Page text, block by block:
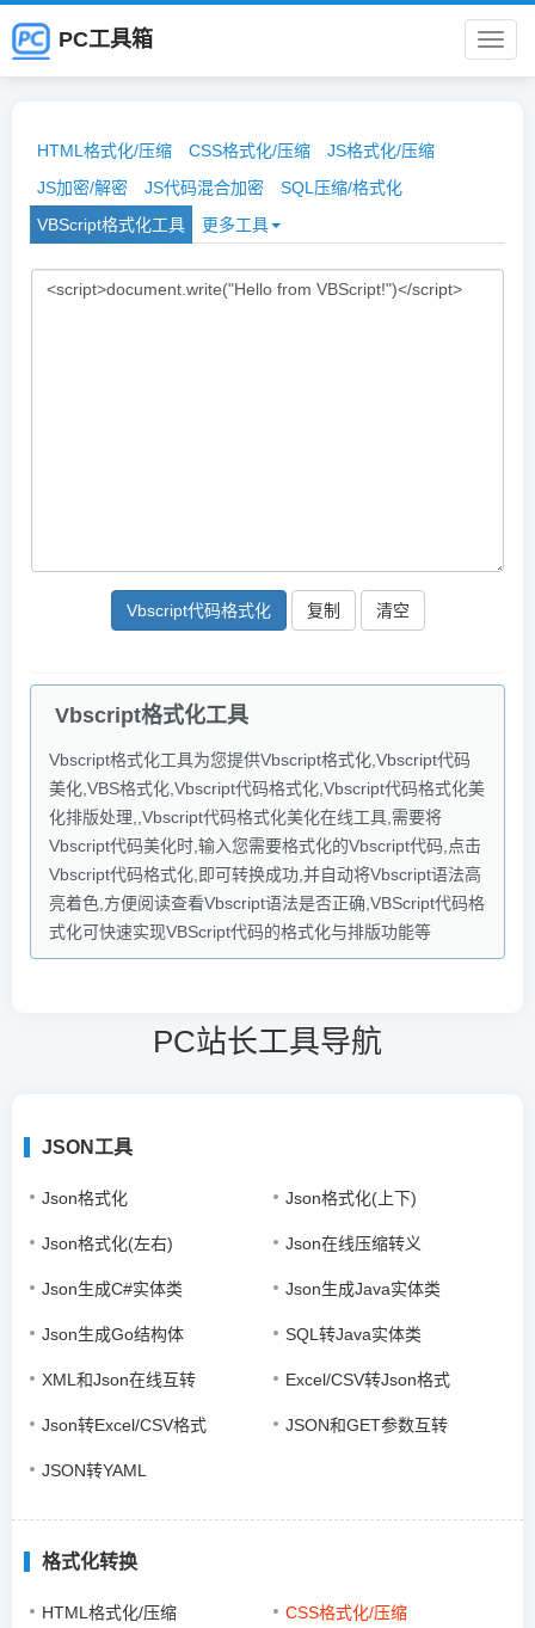
PC
箱
PC工具箱
HTML格式化/压缩 CSS格式化/压缩
JS格式化/压缩
JS加密/解密
JS代码混合加密
SQL压缩/格式化
VBScript格式化工具
更多工具
Vbscript代码格式化 复制
Vbscript格式化工具
Vbscript格式化工具为您提供Vbscript格式化,Vbscript代码
美化,VBS格式化,Vbscript代码格式化,Vbscript代码格式化美
化排版处理,,Vbscript代码格式化美化在线工具,需要将
Vbscript代码美化时,输入您需要格式化的Vbscript代码,点击
Vbscript代码格式化,即可转换成功,并自动将Vbscript语法高
亮着色,方便阅读查看Vbscript语法是否正确,VBScript代码格
式化可快速实现VBScript代码的格式化与排版功能等
PC站长工具导航
JSON工具
Json格式化 Json格式化(上下)
Json格式化(左右) Json在线压缩转义
Json生成C#实体类 Json生成Java实体类
Json生成Go结构体 SQL转Java实体类
XML和Json在线互转 Excel/CSV转Json格式
Json转Excel/CSV格式 JSON和GET参数互转
JSON转YAML
格式化转换
HTML格式化/压缩 CSS格式化/压缩